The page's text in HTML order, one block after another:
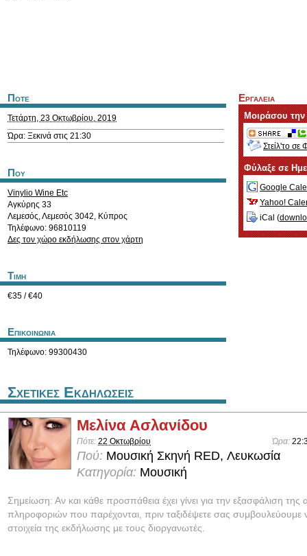
Ποτε
Τετάρτη, 23 Οκτωβρίου, 2019
Ώρα: Ξεκινά στις 21:30
Που
Vinylio Wine Etc
Αγκύρης 33
Λεμεσός,Λεμεσός 3042, Κύπρος
Τηλέφωνο: 96810119
Δες τον χώρο εκδήλωσης στον χάρτη
Τιμη
€35 / €40
Επικοινωνια
Τηλέφωνο: 99300430
Εργαλεια
Μοιράσου
Στείλ'το σε
Φύλαξε σε
Google
Yahoo!
iCal (
Σχετικες Εκδηλωσεις
Μελίνα Ασλανίδου
Πότε: 22 Οκτωβρίου Ώρα:
Πού: Μουσική Σκηνή RED, Λευκωσία
Κατηγορία: Μουσική
Σημείωση: Αν και κάθε προσπάθεια έχει γίνει για την εξασφάλιση της
πληροφοριών που παρέχονται, πριν ταξιδέψετε σας συμβουλεύουμε
στοιχεία της εκδήλωσης με τους διοργανωτές.